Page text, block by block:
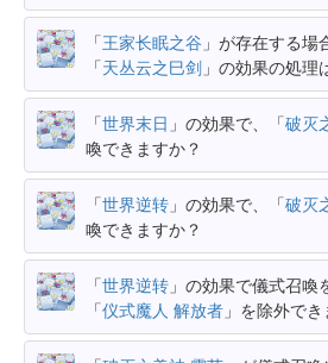
「王家长眠之谷 」が存在する場
「天丛云之巳剑 」の効果の処理
「世界末日 」の効果で、「破灭
喚できますか？
「世界逆转 」の効果で、「破灭
喚できますか？
「世界逆转 」の効果で儀式召
「仪式魔人 解放者 」を除外で